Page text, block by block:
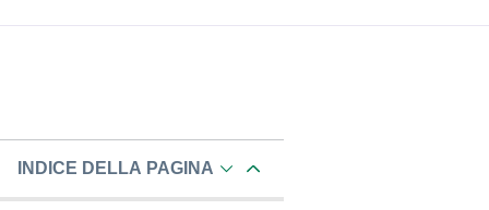
INDICE DELLA PAGINA